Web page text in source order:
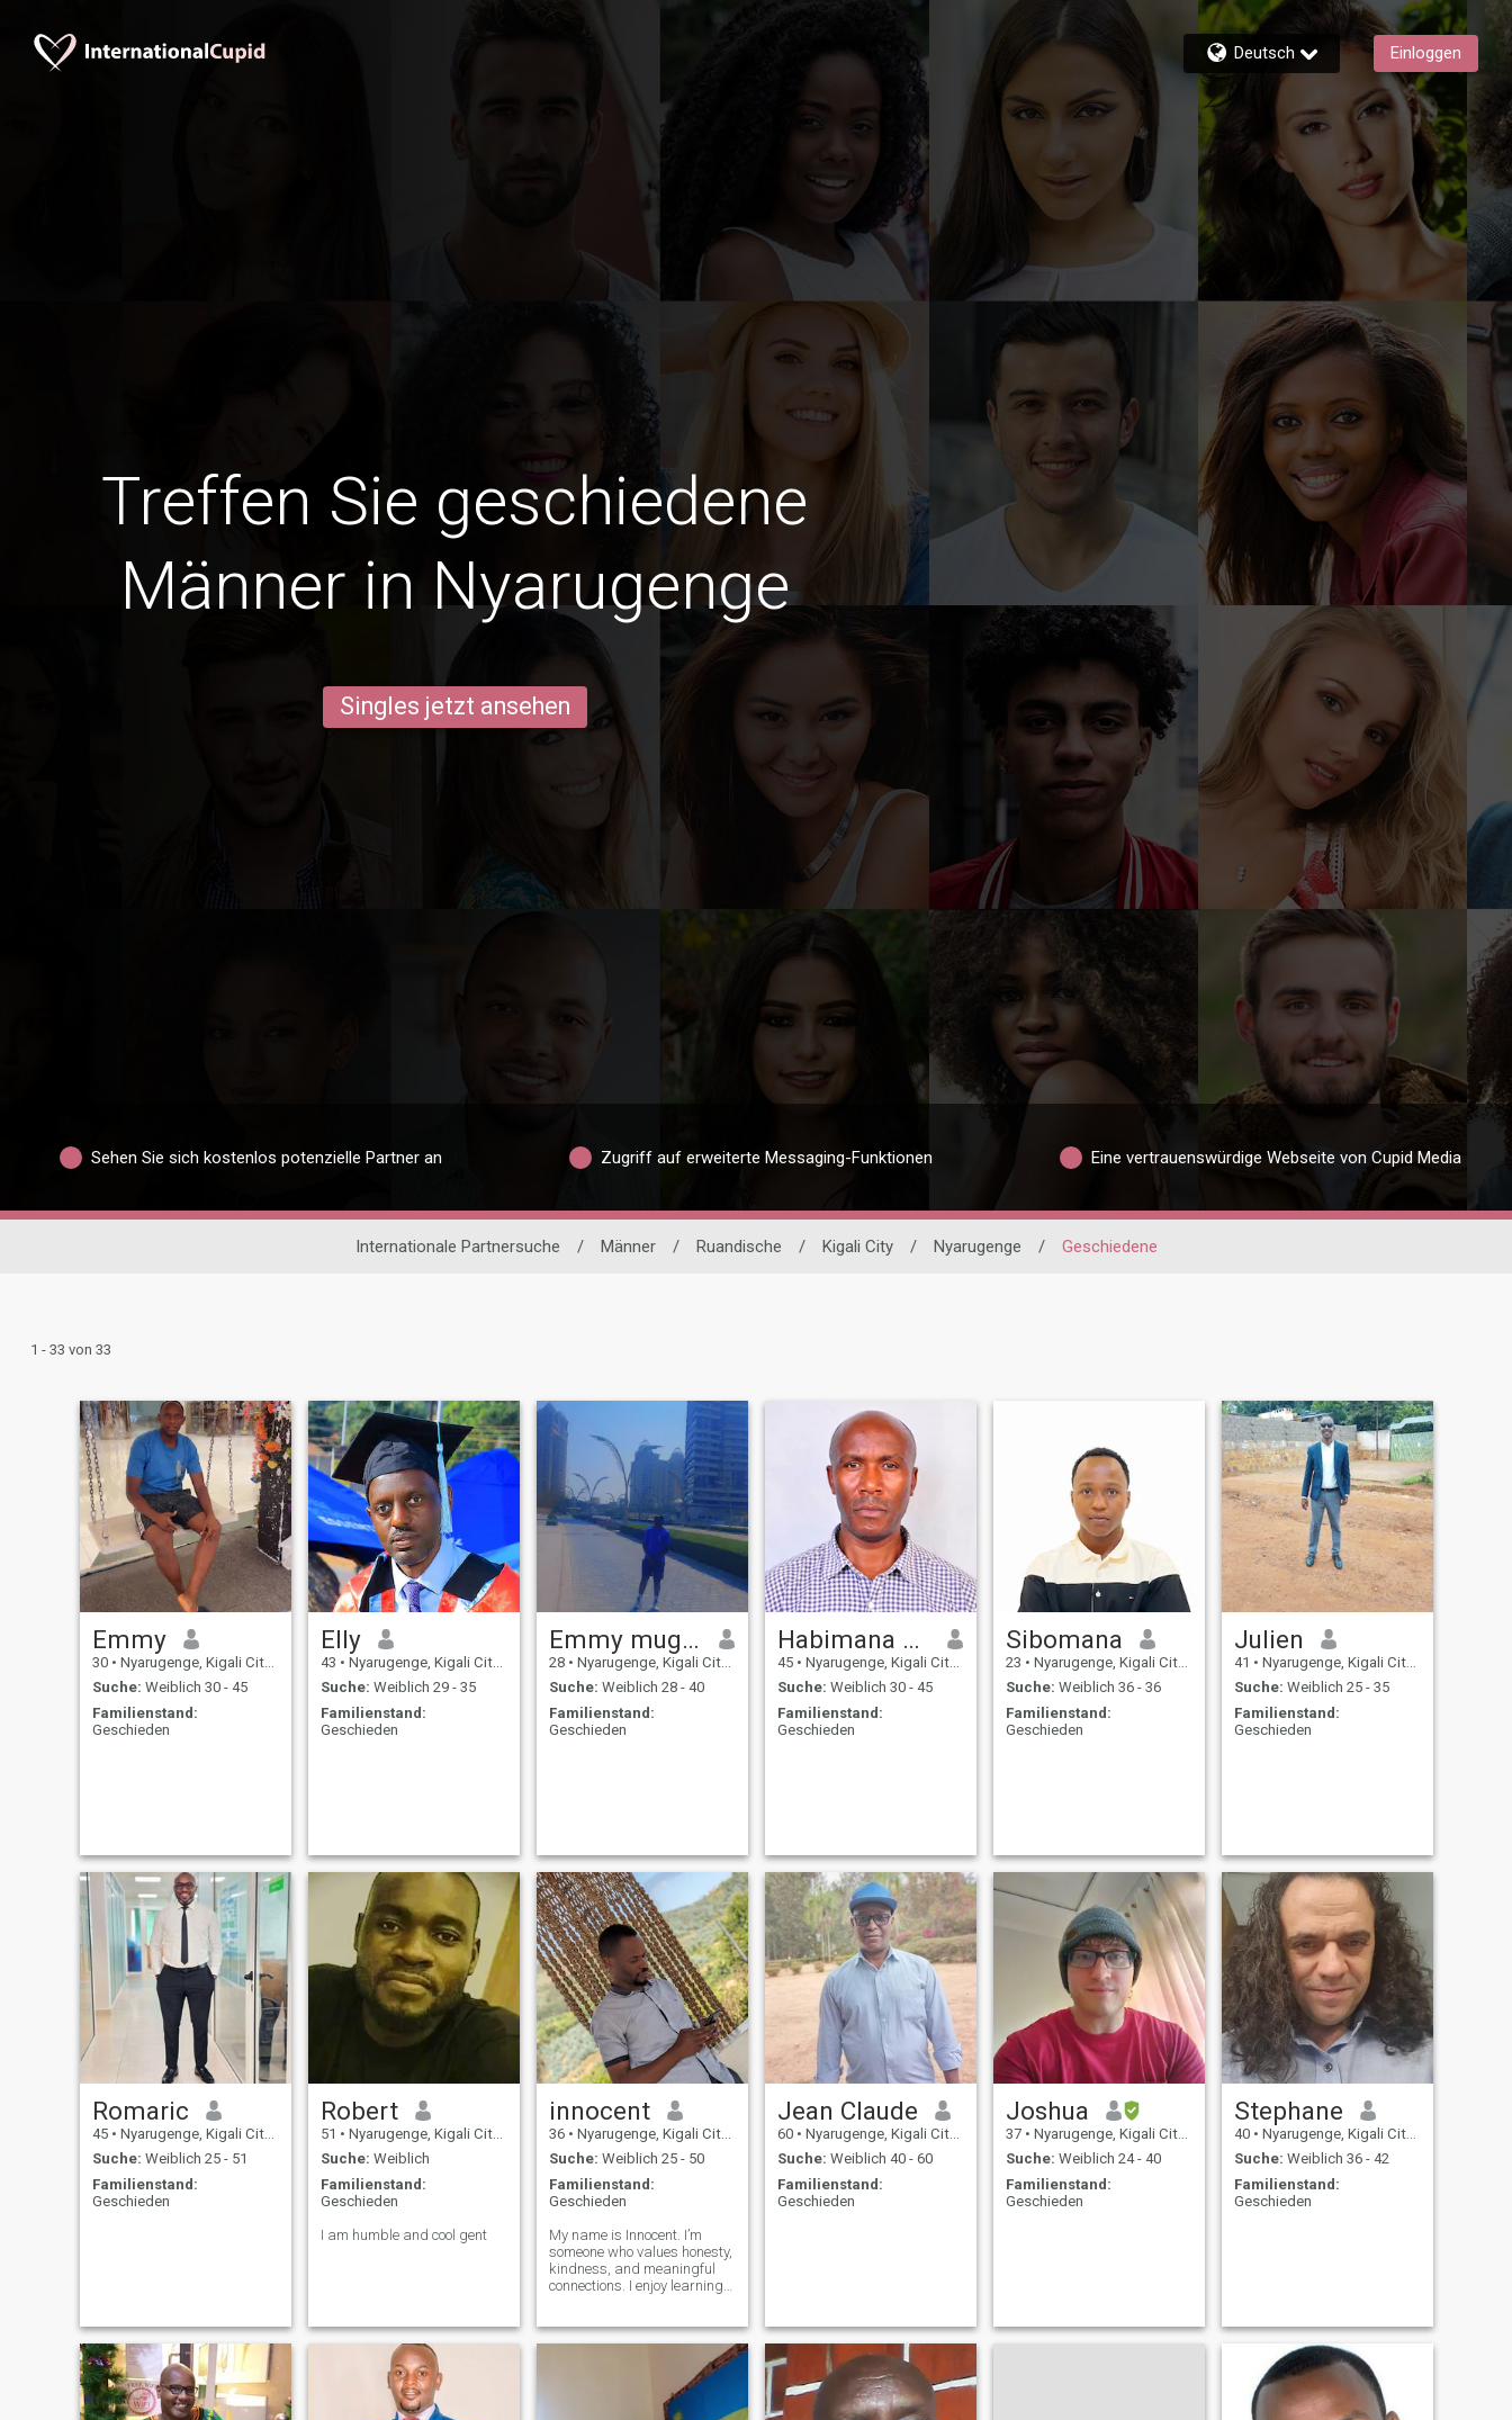
Deutsch Einloggen
Treffen Sie geschiedene
Männer in Nyarugenge
Singles jetzt ansehen
Sehen Sie sich kostenlos potenzielle Partner an Zugriff auf erweiterte Messaging-Funktionen Eine vertrauenswürdige Webseite von Cupid Media
Internationale Partnersuche / Männer / Ruandische / Kigali City / Nyarugenge / Geschiedene
1 - 33 von 33
Emmy
30 • Nyarugenge, Kigali City, Ruanda
Suche: Weiblich 30 - 45
Familienstand:
Geschieden
Elly
43 • Nyarugenge, Kigali City, Ruanda
Suche: Weiblich 29 - 35
Familienstand:
Geschieden
Emmy mugisha
28 • Nyarugenge, Kigali City, Ruanda
Suche: Weiblich 28 - 40
Familienstand:
Geschieden
Habimana Jean paul
45 • Nyarugenge, Kigali City, Ruanda
Suche: Weiblich 30 - 45
Familienstand:
Geschieden
Sibomana
23 • Nyarugenge, Kigali City, Ruanda
Suche: Weiblich 36 - 36
Familienstand:
Geschieden
Julien
41 • Nyarugenge, Kigali City, Ruanda
Suche: Weiblich 25 - 35
Familienstand:
Geschieden
Romaric
45 • Nyarugenge, Kigali City, Ruanda
Suche: Weiblich 25 - 51
Familienstand:
Geschieden
Robert
51 • Nyarugenge, Kigali City, Ruanda
Suche: Weiblich
Familienstand:
Geschieden
I am humble and cool gent
innocent
36 • Nyarugenge, Kigali City, Ruanda
Suche: Weiblich 25 - 50
Familienstand:
Geschieden
My name is Innocent. I’m
someone who values honesty,
kindness, and meaningful
connections. I enjoy learning,
positivity. I’m also passionate
areas like health, educatio
Jean Claude
60 • Nyarugenge, Kigali City, Ruanda
Suche: Weiblich 40 - 60
Familienstand:
Geschieden
Joshua
37 • Nyarugenge, Kigali City, Ruanda
Suche: Weiblich 24 - 40
Familienstand:
Geschieden
Stephane
40 • Nyarugenge, Kigali City, Ruanda
Suche: Weiblich 36 - 42
Familienstand:
Geschieden